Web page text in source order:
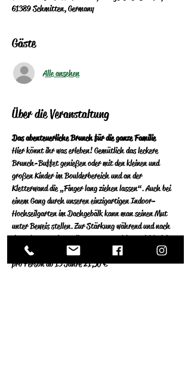
61389 Schmitten, Germany
Gäste
Alle ansehen
Über die Veranstaltung
Das abenteuerliche Brunch für die ganze Familie
Hier könnt ihr was erleben! Gemütlich das leckere
Brunch-Buffet genießen oder mit den kleinen und
großen Kinder im Boulderbereich und an der
Kletterwand die „Finger lang ziehen lassen“. Auch bei
einem Gang durch unseren einzigartigen Indoor-
Hochseilgarten im Dachgebälk kann man seinen Mut
unter Beweis stellen. Zur Stärkung während und nach
dem Abenteuer kann die große Auswahl an reichhaltigen
Speisen vom Buffet genossen werden.
pro Person ab 13 Jahre 21,50 €